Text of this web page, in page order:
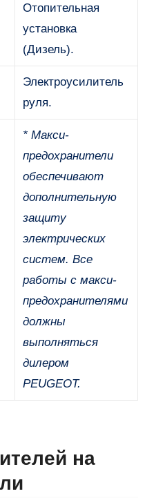
Отопительная
установка
(Дизель).
Электроусилитель
руля.
* Макси-
предохранители
обеспечивают
дополнительную
защиту
электрических
систем. Все
работы с макси-
предохранителями
должны
выполняться
дилером
PEUGEOT.
на